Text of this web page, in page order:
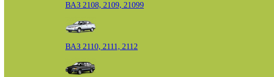
ВАЗ 2108, 2109, 21099
ВАЗ 2110, 2111, 2112